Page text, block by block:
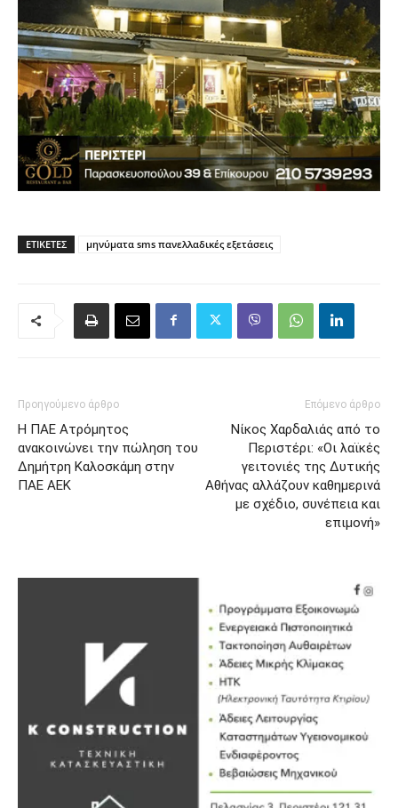
ΕΤΙΚΈΤΕΣ μηνύματα sms πανελλαδικές εξετάσεις
Προηγούμενο άρθρο
Η ΠΑΕ Ατρόμητος
ανακοινώνει την πώληση του
Δημήτρη Καλοσκάμη στην
ΠΑΕ ΑΕΚ
Επόμενο άρθρο
Νίκος Χαρδαλιάς από το
Περιστέρι: «Οι λαϊκές
γειτονιές της Δυτικής
Αθήνας αλλάζουν καθημερινά
με σχέδιο, συνέπεια και
επιμονή»